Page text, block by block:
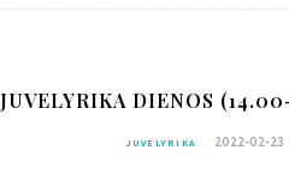
JUVELYRIKA DIENOS
JUVELYRIKA 2022-02-23